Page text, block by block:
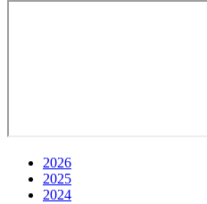
2026
2025
2024